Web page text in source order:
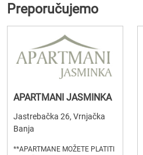
Preporučujemo
APARTMANI JASMINKA
Jastrebačka 26, Vrnjačka
Banja
**APARTMANE MOŽETE PLATITI